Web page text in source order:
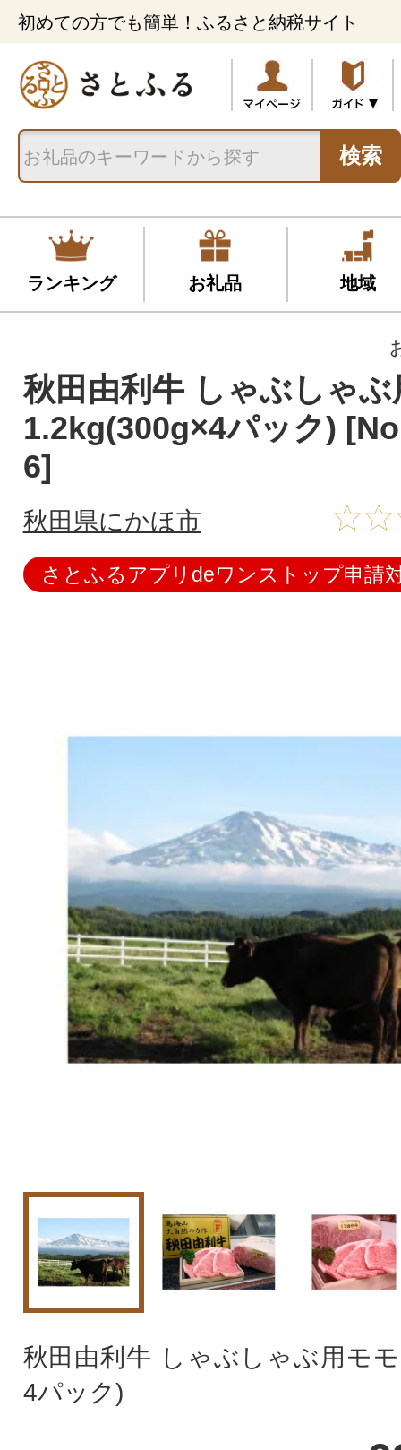
初めての方でも簡単！ふるさと納税サイト
検索
ランキング お礼品 地域
秋田由利牛 しゃぶしゃ
1.2kg(300g×4パック)
6]
秋田県にかほ市
さとふるアプリdeワンストップ申請
秋田由利牛 しゃぶしゃぶ用モ
4パック)